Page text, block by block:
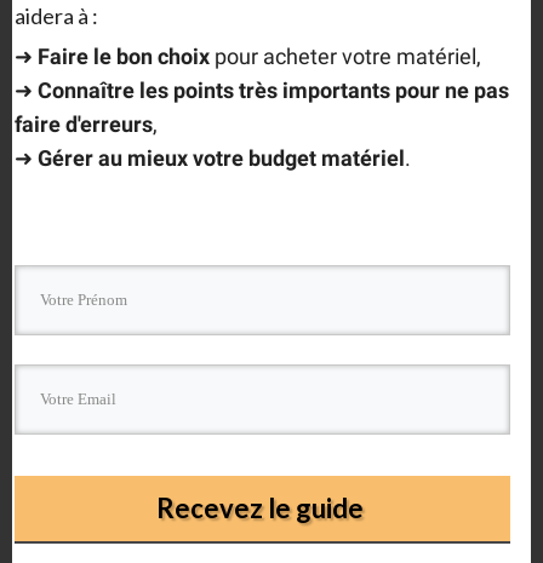
Laisser un commentaire
Ce site utilise Akismet pour réduire les indésirables.
aidera à :
➜ Faire le bon choix pour acheter votre matériel,
➜ Connaître les points très importants pour ne pas
faire d'erreurs,
➜ Gérer au mieux votre budget matériel.
Recevez le guide